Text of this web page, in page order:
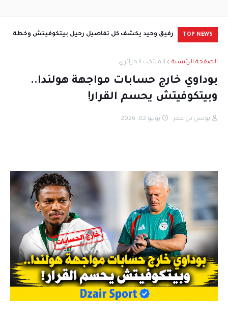
TOP NEWS رفيق وحيد يكشف كل تفاصيل رحيل بيتكوفيتش وخطة
الصفحة الرئيسية
المنتخب الجزائري
بوداوي خارج حسابات مواجهة هولندا..
وبيتكوفيتش يحسم القرار!
يونس بن عمر يونيو 02, 2026